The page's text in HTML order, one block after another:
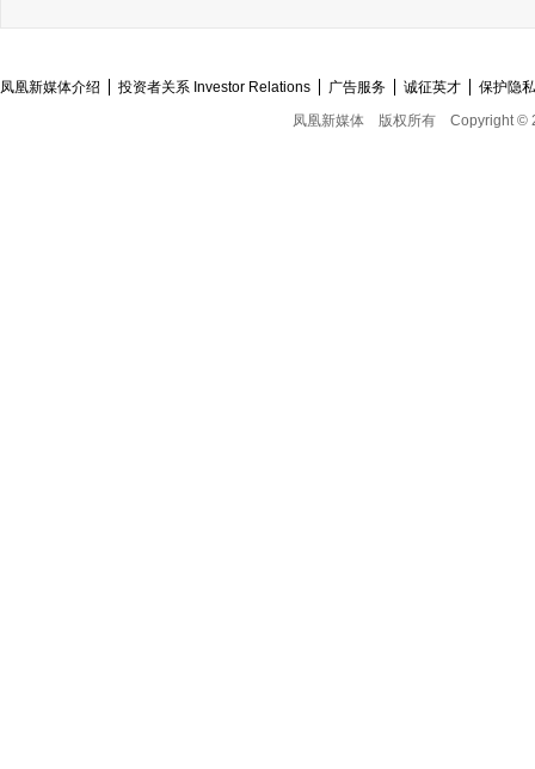
凤凰新媒体介绍 投资者关系 Investor Relations 广告服务 诚征英才
保护隐
凤凰新媒体
版权所有 Copyright ©